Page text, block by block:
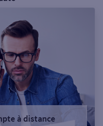
à distance